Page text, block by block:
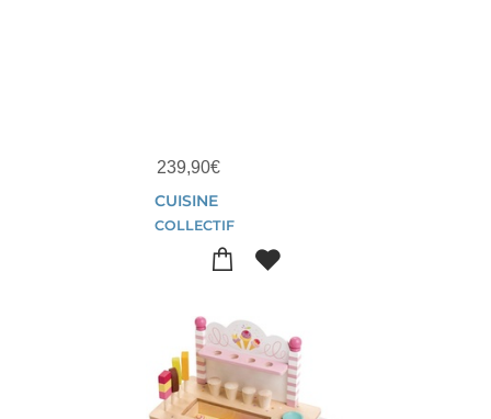
239,90€
CUISINE
COLLECTIF